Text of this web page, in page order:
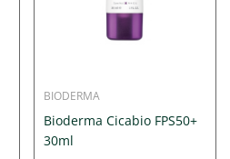
BIODERMA
Bioderma Cicabio FPS50+
30ml